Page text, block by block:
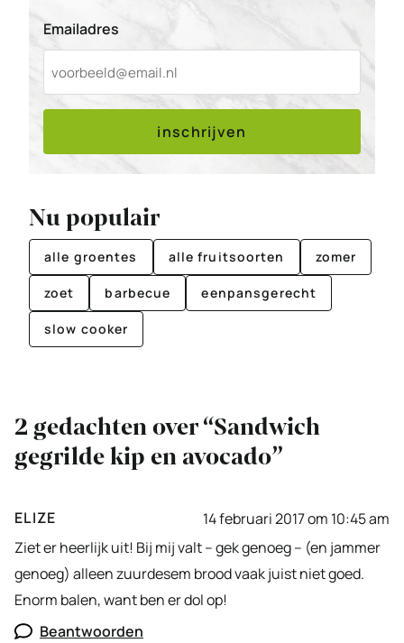
Emailadres
inschrijven
Nu populair
alle groentes alle fruitsoorten zomer
zoet barbecue eenpansgerecht
slow cooker
2 gedachten over “Sandwich
gegrilde kip en avocado”
ELIZE
14 februari 2017 om 10:45 am
Ziet er heerlijk uit! Bij mij valt – gek genoeg – (en jammer
genoeg) alleen zuurdesem brood vaak juist niet goed.
Enorm balen, want ben er dol op!
Beantwoorden